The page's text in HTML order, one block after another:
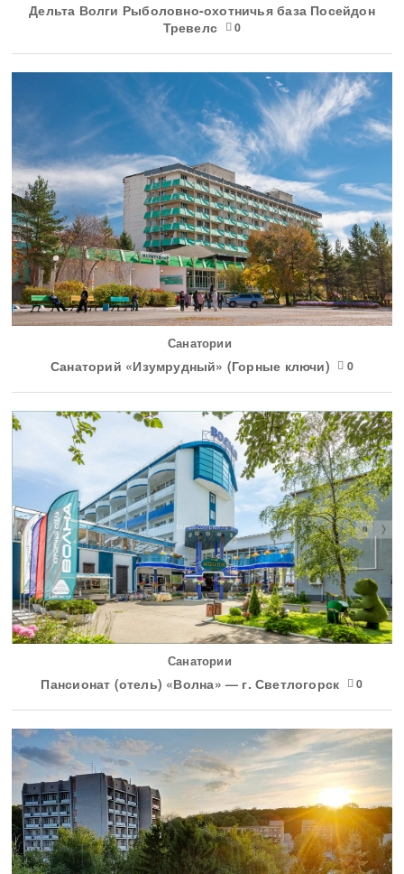
Дельта Волги Рыболовно-охотничья база Посейдон
Тревелс
0
Санатории
Санаторий «Изумрудный» (Горные ключи) 0
Санатории
Пансионат (отель) «Волна» — г. Светлогорск 0